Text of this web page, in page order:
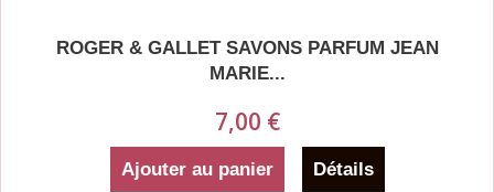
ROGER & GALLET SAVONS PARFUM JEAN
MARIE...
7,00 €
Ajouter au panier Détails